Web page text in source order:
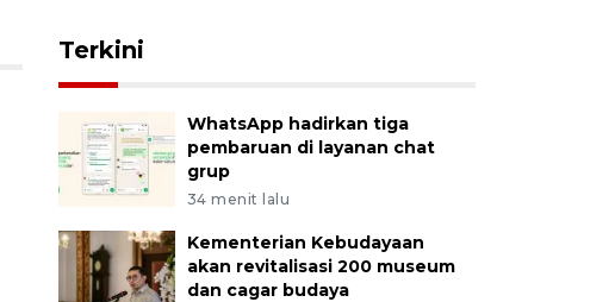
Terkini
WhatsApp hadirkan tiga
pembaruan di layanan chat
grup
34 menit lalu
Kementerian Kebudayaan
akan revitalisasi 200 museum
dan cagar budaya